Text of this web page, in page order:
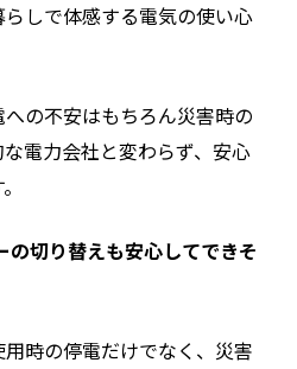
しで体感する電気の使い心
の不安はもちろん災害時の
電力会社と変わらず、安心
の切り替えも安心してできそ
時の停電だけでなく、災害